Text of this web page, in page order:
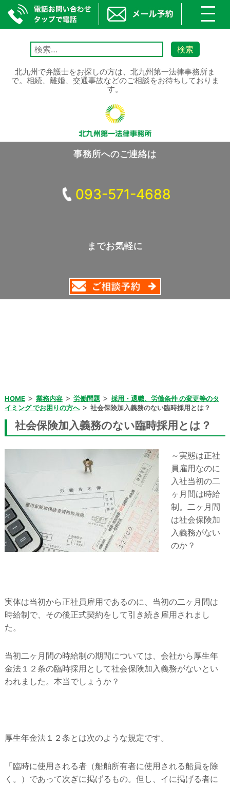
検
索:
北九州で弁護士をお探しの方は、北九州第一法律事務所ま
で。相続、離婚、交通事故などのご相談をお待ちしておりま
す。
事務所へのご連絡は
093-571-4688
までお気軽に
HOME> 業務内容> 労働問題 > 採用・退職、労働条件 の変更等のタ
イミング でお困りの方へ> 社会保険加入義務のない臨時採用とは？
社会保険加入義務のない臨時採用とは？
～実態は正社
員雇用なのに
入社当初の二
ヶ月間は時給
制。二ヶ月間
は社会保険加
入義務がない
のか？
実体は当初から正社員雇用であるのに、当初の二ヶ月間は
時給制で、その後正式契約をして引き続き雇用されまし
た。
当初二ヶ月間の時給制の期間については、会社から厚生年
金法１２条の臨時採用として社会保険加入義務がないとい
われました。本当でしょうか？
厚生年金法１２条とは次のような規定です。
「臨時に使用される者（船舶所有者に使用される船員を除
く。）であって次ぎに掲げるもの。但し、イに掲げる者に